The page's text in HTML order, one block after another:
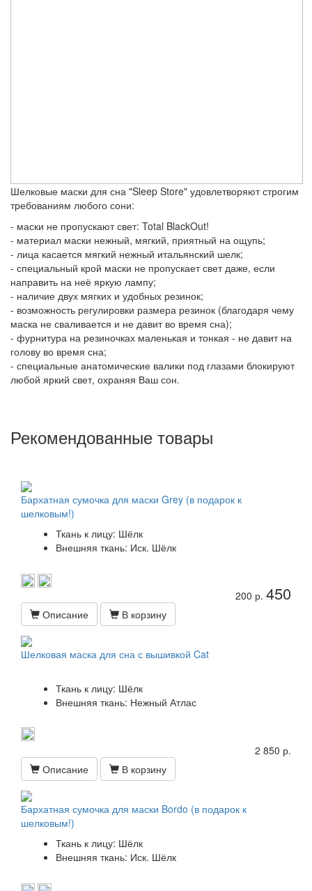
Шелковые маски для сна "Sleep Store" удовлетворяют строгим
требованиям любого сони:
- маски не пропускают свет: Total BlackOut!
- материал маски нежный, мягкий, приятный на ощупь;
- лица касается мягкий нежный итальянский шелк;
- специальный крой маски не пропускает свет даже, если
направить на неё яркую лампу;
- наличие двух мягких и удобных резинок;
- возможность регулировки размера резинок (благодаря чему
маска не сваливается и не давит во время сна);
- фурнитура на резиночках маленькая и тонкая - не давит на
голову во время сна;
- специальные анатомические валики под глазами блокируют
любой яркий свет, охраняя Ваш сон.
Рекомендованные товары
Бархатная сумочка для маски Grey (в подарок к
шелковым!)
Ткань к лицу: Шёлк
Внешняя ткань: Иск. Шёлк
200 р. 450
Описание В корзину
Шелковая маска для сна с вышивкой Cat
Ткань к лицу: Шёлк
Внешняя ткань: Нежный Атлас
2 850 р.
Описание
В корзину
Бархатная сумочка для маски Bordo (в подарок к
шелковым!)
Ткань к лицу: Шёлк
Внешняя ткань: Иск. Шёлк